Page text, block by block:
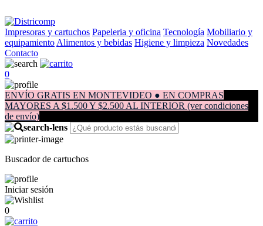
Impresoras y cartuchos Papeleria y oficina Tecnología Mobiliario y
equipamiento Alimentos y bebidas Higiene y limpieza Novedades
Contacto
0
ENVÍO GRATIS EN MONTEVIDEO ● EN COMPRAS
MAYORES A $1.500 Y $2.500 AL INTERIOR (ver condiciones
de envío)
Buscador de cartuchos
Iniciar sesión
0